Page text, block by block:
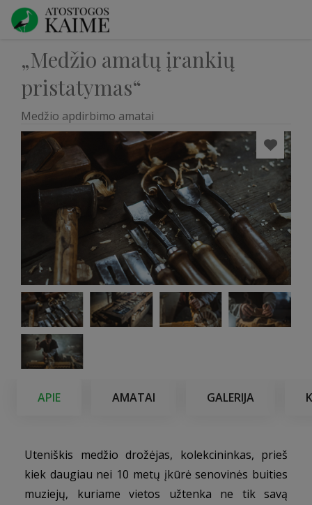
„Medžio amatų įrankių
pristatymas“
Medžio apdirbimo amatai
APIE AMATAI GALERIJA
Uteniškis medžio drožėjas, kolekcininkas, prieš
kiek daugiau nei 10 metų įkūrė senovinės buities
muziejų, kuriame vietos užtenka ne tik savą